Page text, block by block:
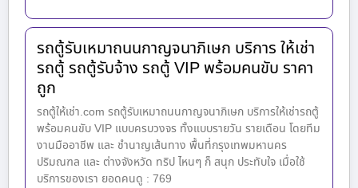
รถตู้รับเหมาถนนกาญจนาภิเษก บริการ ให้เช่า
รถตู้ รถตู้รับจ้าง รถตู้ VIP พร้อมคนขับ ราคา
ถูก
รถตู้ให้เช่า.com รถตู้รับเหมาถนนกาญจนาภิเษก บริการให้เช่ารถตู้
พร้อมคนขับ VIP แบบครบวงจร ทั้งแบบรายวัน รายเดือน โดยทีม
งานมืออาชีพ และ ชำนาญเส้นทาง พื้นที่กรุงเทพมหานคร
ปริมณฑล และ ต่างจังหวัด ทริป ไหนๆ ก็ สนุก ประทับใจ เมื่อใช้
บริการของเรา ยอดคนดู : 769